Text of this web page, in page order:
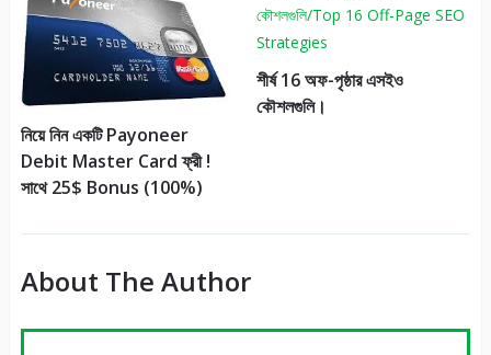
নিয়ে নিন একটি Payoneer
Debit Master Card ফ্রী !
সাথে 25$ Bonus (100%)
শীর্ষ 16 অফ-পৃষ্ঠার এসইও
কৌশলগুলি।
About The Author